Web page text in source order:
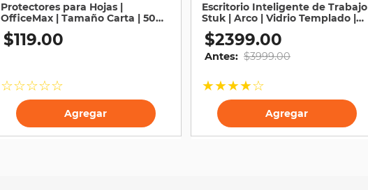
Protectores para Hojas |
OfficeMax | Tamaño Carta | 50
Piezas
$119.00
☆☆☆☆☆
Agregar
Escritorio Inteligente de Trabajo
Stuk | Arco | Vidrio Templado |
Negro
Antes: $3999.00
$2399.00
★★★★☆
Agregar